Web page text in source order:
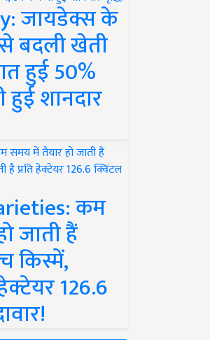
जायडेक्स के
बदली खेती
हुई 50%
शानदार
कम
जाती हैं
किस्में,
126.6